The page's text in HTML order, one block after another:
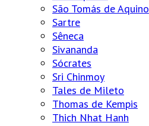
São Tomás de Aquino
Sartre
Sêneca
Sivananda
Sócrates
Sri Chinmoy
Tales de Mileto
Thomas de Kempis
Thich Nhat Hanh